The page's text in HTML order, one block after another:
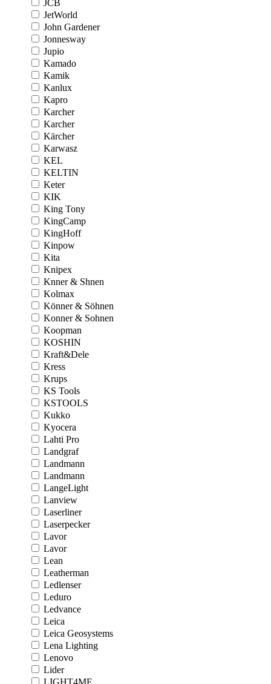
JCB
JetWorld
John Gardener
Jonnesway
Jupio
Kamado
Kamik
Kanlux
Kapro
Karcher
Karcher
Kärcher
Karwasz
KEL
KELTIN
Keter
KIK
King Tony
KingCamp
KingHoff
Kinpow
Kita
Knipex
Knner & Shnen
Kolmax
Könner & Söhnen
Konner & Sohnen
Koopman
KOSHIN
Kraft&Dele
Kress
Krups
KS Tools
KSTOOLS
Kukko
Kyocera
Lahti Pro
Landgraf
Landmann
Landmann
LangeLight
Lanview
Laserliner
Laserpecker
Lavor
Lavor
Lean
Leatherman
Ledlenser
Leduro
Ledvance
Leica
Leica Geosystems
Lena Lighting
Lenovo
Lider
LIGHT4ME